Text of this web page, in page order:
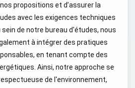
propositions et d’assurer la
avec les exigences techniques
de notre bureau d'études, nous
à intégrer des pratiques
en tenant compte des
Ainsi, notre approche se
de l'environnement,